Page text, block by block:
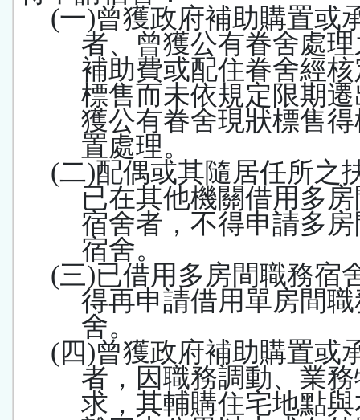
(一)曾獲政府補助購置或
者、曾獲公有眷舍處
補助費或配住眷舍經
標售而未依規定限期
獲公有眷舍現狀標售
置處理。
(二)配偶或其隨居任所之
已在其他機關借用多
宿舍者，不得申請多
宿舍。
(三)已借用多房間職務宿
得再申請借用單房間
舍。
(四)曾獲政府補助購置或
者，因職務調動、業
求，其輔購住宅地點